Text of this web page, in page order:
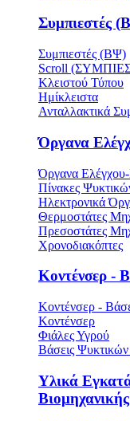
Συμπιεστές
Συμπιεστές (ΒΨ)
Scroll
Κλειστού Τύπου
Ημίκλειστα
Ανταλλακτικά
Όργανα
Όργανα Ελέγχου-
Πίνακες
Ηλεκτρονικά
Θερμοστάτες
Πρεσοστάτες
Χρονοδιακόπτες
Κοντένσερ -
Κοντένσερ -
Κοντένσερ
Φιάλες Υγρού
Βάσεις
Υλικά